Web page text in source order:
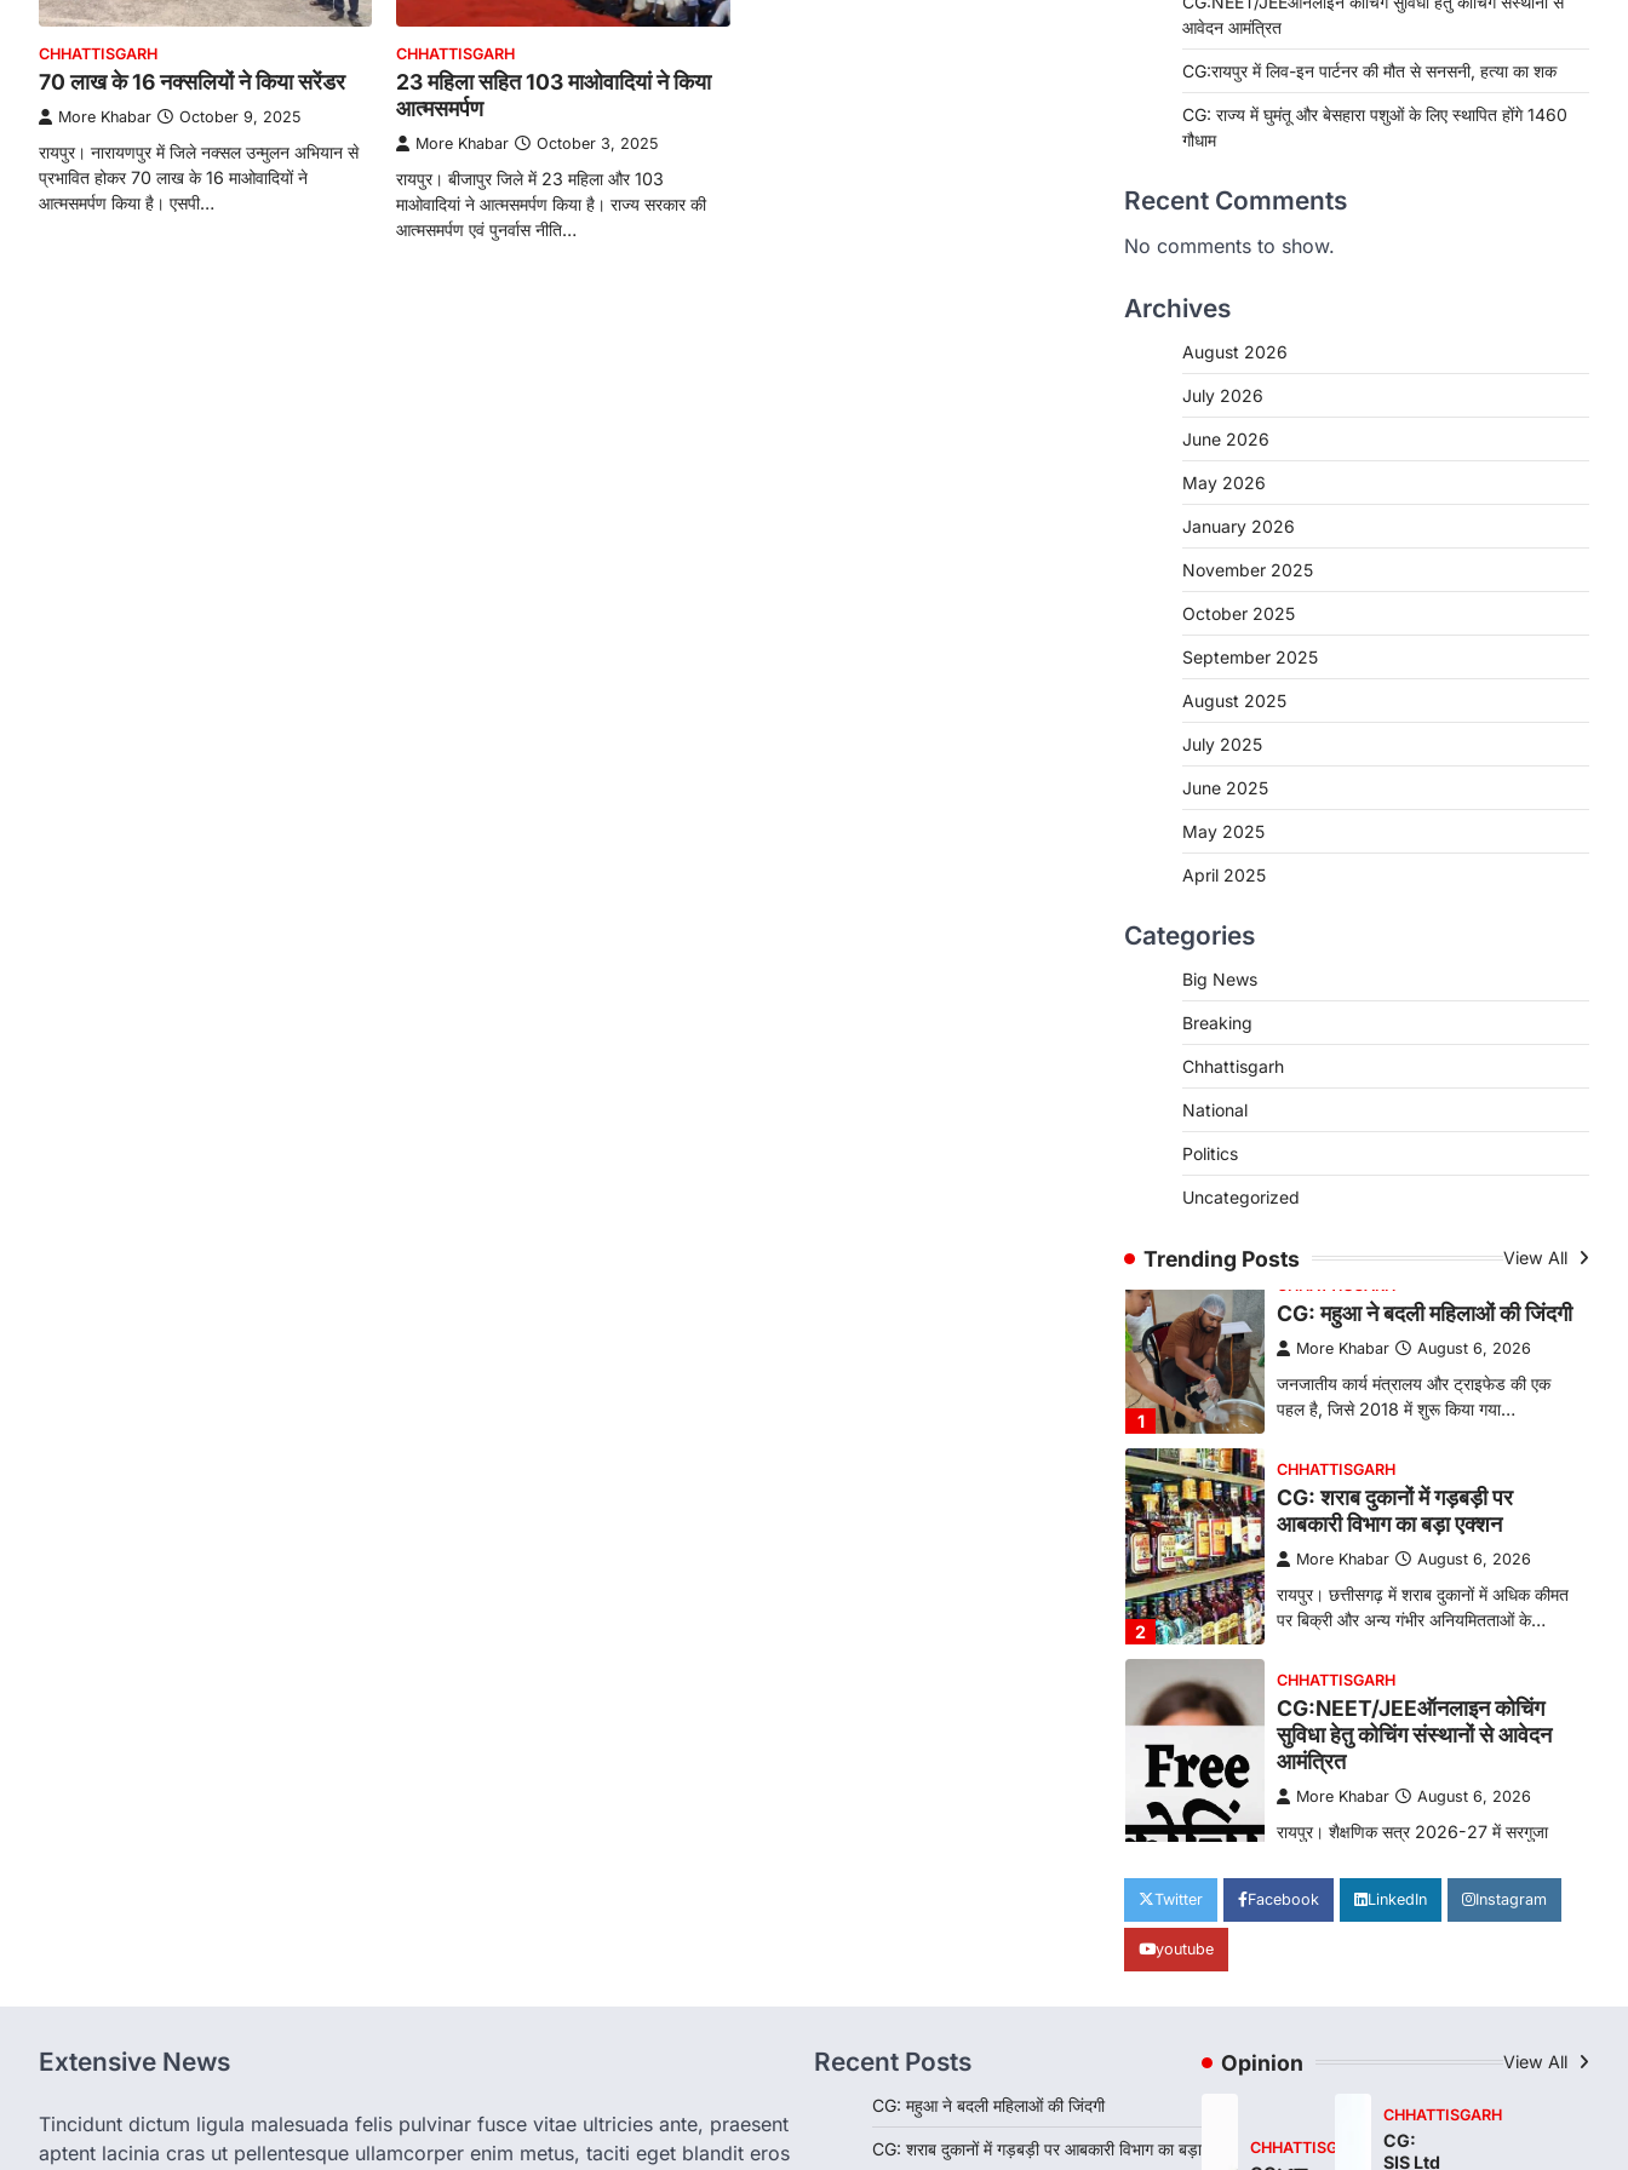
CHHATTISGARH
70 लाख के 16 नक्सलियों ने किया सरेंडर
More Khabar October 9, 2025
रायपुर। नारायणपुर में जिले नक्सल उन्मुलन अभियान से
प्रभावित होकर 70 लाख के 16 माओवादियों ने
आत्मसमर्पण किया है। एसपी…
CHHATTISGARH
23 महिला सहित 103 माओवादियां ने किया
आत्मसमर्पण
More Khabar October 3, 2025
रायपुर। बीजापुर जिले में 23 महिला और 103
माओवादियां ने आत्मसमर्पण किया है। राज्य सरकार की
आत्मसमर्पण एवं पुनर्वास नीति…
आवेदन आमंत्रित
CG:रायपुर में लिव-इन पार्टनर की मौत से सनसनी, हत्या का शक
CG: राज्य में घुमंतू और बेसहारा पशुओं के लिए स्थापित होंगे 1460
गौधाम
Recent Comments
No comments to show.
Archives
August 2026
July 2026
June 2026
May 2026
January 2026
November 2025
October 2025
September 2025
August 2025
July 2025
June 2025
May 2025
April 2025
Categories
Big News
Breaking
Chhattisgarh
National
Politics
Uncategorized
Trending Posts View All
CHHATTISGARH
CG: शराब दुकानों में गड़बड़ी पर
आबकारी विभाग का बड़ा एक्शन
More Khabar
रायपुर। छत्तीसगढ़ में शराब दुकानों में अधिक कीमत
पर बिक्री और अन्य गंभीर अनियमितताओं के…
CG:NEET/JEEऑनलाइन कोचिंग
CHHATTISGARH
CG:रायपुर में लिव-इन पार्टनर की मौत
रायपुर। राजधानी रायपुर से एक सनसनीखेज मामला
सामने आया है। मुजगहन थाना क्षेत्र के
1
CHHATTISGARH
CG: महुआ ने बदली महिलाओं की जिंदगी
More Khabar August 6, 2026
जनजातीय कार्य मंत्रालय और ट्राइफेड की एक
पहल है, जिसे 2018 में शुरू किया गया…
2
CHHATTISGARH
CG: शराब दुकानों में गड़बड़ी पर
आबकारी विभाग का बड़ा एक्शन
More Khabar August 6, 2026
रायपुर। छत्तीसगढ़ में शराब दुकानों में अधिक कीमत
पर बिक्री और अन्य गंभीर अनियमितताओं के…
3
CHHATTISGARH
CG:NEET/JEEऑनलाइन कोचिंग
सुविधा हेतु कोचिंग संस्थानों से आवेदन
आमंत्रित
More Khabar August 6, 2026
रायपुर। शैक्षणिक सत्र 2026-27 में सरगुजा
संकाय…
4
रायपुर। राजधानी रायपुर से एक सनसनीखेज मामला
Twitter Facebook LinkedIn Instagram
youtube
Extensive News
Tincidunt dictum ligula malesuada felis pulvinar fusce vitae ultricies ante, praesent
aptent lacinia cras ut pellentesque ullamcorper enim metus, taciti eget blandit eros
Recent Posts
CG: महुआ ने बदली महिलाओं की जिंदगी
CG: शराब दुकानों में गड़बड़ी पर आबकारी विभाग का बड़ा
Opinion View All
CHHATTISGARH
CHHATTISGARH
CG:
SIS Ltd